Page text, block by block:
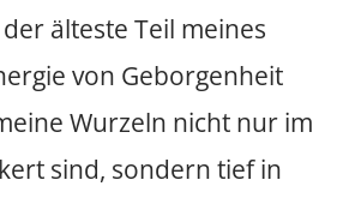
älteste Teil meines
von Geborgenheit
Wurzeln nicht nur im
sind, sondern tief in